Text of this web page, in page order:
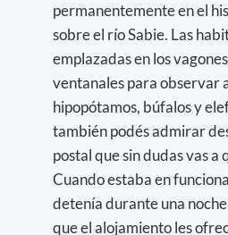
permanentemente en el
sobre el río Sabie. Las
emplazadas en los
ventanales para observar
hipopótamos, búfalos y
también podés admirar
postal que sin dudas vas
Cuando estaba en
detenía durante una
que el alojamiento les